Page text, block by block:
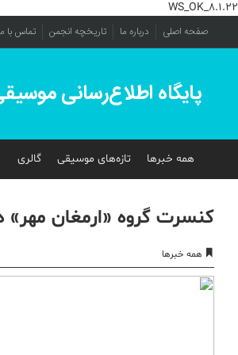
WS_OK_8.1.22
صفحه اصلی درباره ما تاریخچه انجمن تماس با
پایگاه اطلاع‌رسانی
همه خبرها تازه‌های موسیقی گالری
کنسرت گروه «ارمغان مهر»
همه خبرها